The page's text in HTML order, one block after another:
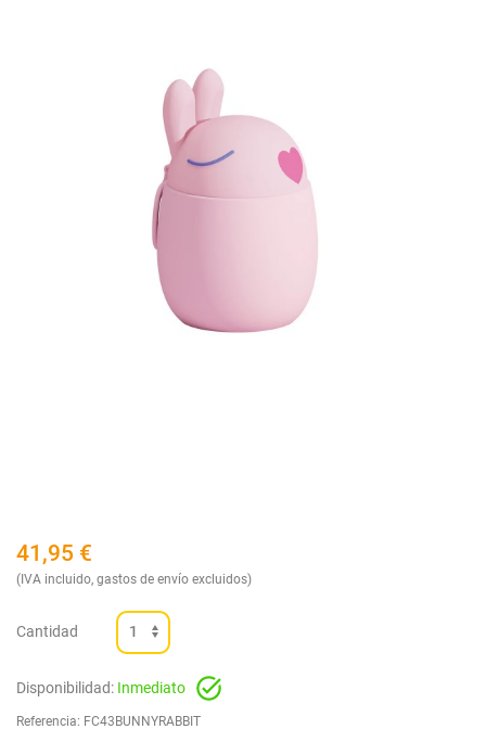
41,95 €
(IVA incluido, gastos de envío excluidos)
Cantidad
Disponibilidad: Inmediato
Referencia: FC43BUNNYRABBIT